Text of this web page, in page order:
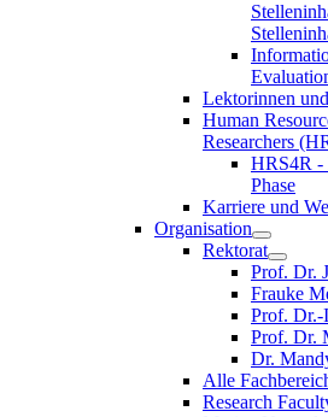
Lektorinnen
Human
Researchers
HRS4R -
Phase
Karriere und
Organisation
Rektorat
Prof. Dr.
Frauke
Prof. Dr.-
Prof. Dr.
Dr.
Alle
Research